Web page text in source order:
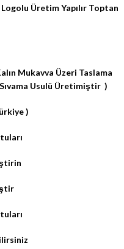
Üretim Yapılır Toptan
Mukavva Üzeri Taslama
Usulü Üretimiştir )
)